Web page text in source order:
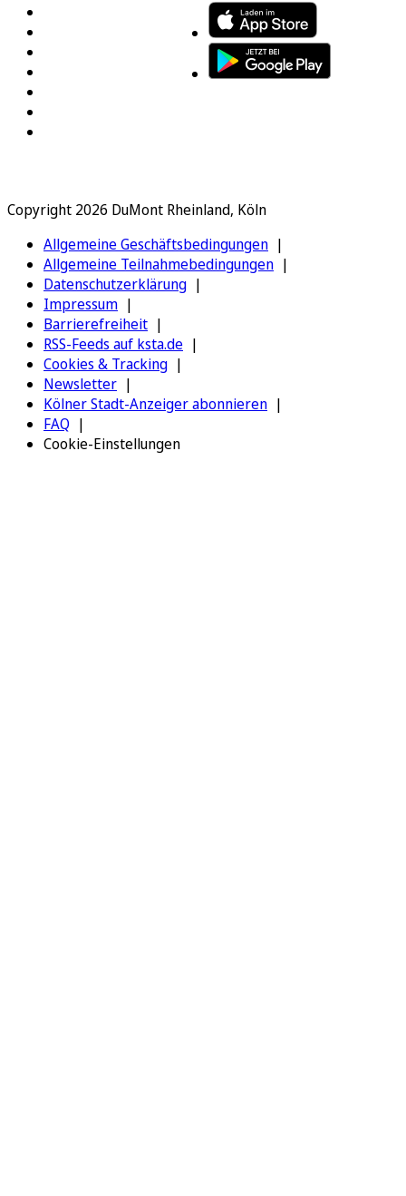
Copyright 2026 DuMont Rheinland, Köln
Allgemeine Geschäftsbedingungen
Allgemeine Teilnahmebedingungen
Datenschutzerklärung
Impressum
Barrierefreiheit
RSS-Feeds auf ksta.de
Cookies & Tracking
Newsletter
Kölner Stadt-Anzeiger abonnieren
FAQ
Cookie-Einstellungen